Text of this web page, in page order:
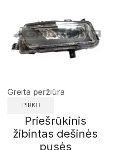
Greita peržiūra
PIRKTI
Priešrūkinis
žibintas dešinės
pusės